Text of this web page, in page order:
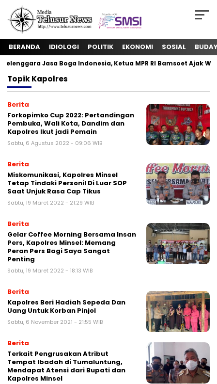
BERANDA IDIOLOGI POLITIK EKONOMI SOSIAL
Jasa Boga Indonesia, Ketua MPR RI Bamsoet Ajak
TopikKapolres
Berita
Forkopimko Cup 2022: Pertandingan
Pembuka, Wali Kota, Dandim dan
Kapolres Ikut jadi Pemain
Sabtu, 6 Agustus 2022 - 09:06 WIB
Berita
Miskomunikasi, Kapolres Minsel
Tetap Tindaki Personil Di Luar SOP
Saat Unjuk Rasa Cap Tikus
Sabtu, 19 Maret 2022 - 21:29 WIB
Berita
Gelar Coffee Morning Bersama Insan
Pers, Kapolres Minsel: Memang
Peran Pers Bagi Saya Sangat
Penting
Sabtu, 19 Maret 2022 - 18:13 WIB
Berita
Kapolres Beri Hadiah Sepeda Dan
Uang Untuk Korban Pinjol
Sabtu, 6 November 2021 - 21:55 WIB
Berita
Terkait Pengrusakan Atribut
Tempat Ibadah di Tumaluntung,
Mendapat Atensi dari Bupati dan
Kapolres Minsel